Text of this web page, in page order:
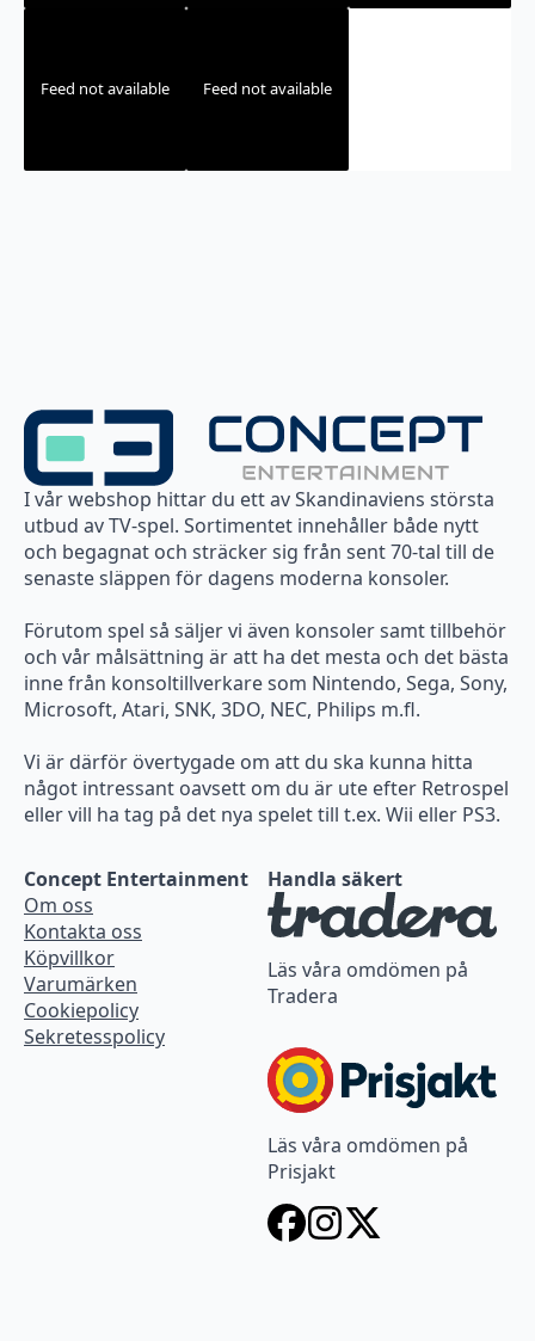
Feed not available Feed not available
I vår webshop hittar du ett av Skandinaviens största
utbud av TV-spel. Sortimentet innehåller både nytt
och begagnat och sträcker sig från sent 70-tal till de
senaste släppen för dagens moderna konsoler.
Förutom spel så säljer vi även konsoler samt tillbehör
och vår målsättning är att ha det mesta och det bästa
inne från konsoltillverkare som Nintendo, Sega, Sony,
Microsoft, Atari, SNK, 3DO, NEC, Philips m.fl.
Vi är därför övertygade om att du ska kunna hitta
något intressant oavsett om du är ute efter Retrospel
eller vill ha tag på det nya spelet till t.ex. Wii eller PS3.
Concept Entertainment
Om oss
Kontakta oss
Köpvillkor
Varumärken
Cookiepolicy
Sekretesspolicy
Handla säkert
Läs våra omdömen på
Tradera
Läs våra omdömen på
Prisjakt